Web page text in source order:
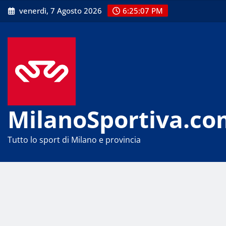
Skip
to
venerdì, 7 Agosto 2026 6:25:08 PM
Tutto lo sport di Milano e provincia